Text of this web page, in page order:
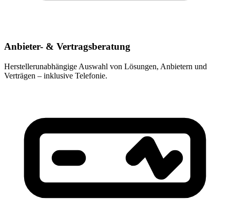
Anbieter- & Vertragsberatung
Herstellerunabhängige Auswahl von Lösungen, Anbietern und
Verträgen – inklusive Telefonie.